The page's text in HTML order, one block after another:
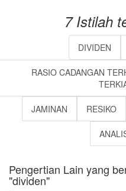
7 Istilah
DIVIDEN
RASIO CADANGAN
JAMINAN RESIKO
Pengertian Lain yang
"dividen"